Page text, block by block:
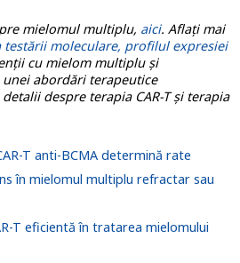
mielomul multiplu, aici. Aflați mai
testării moleculare, profilul expresiei
cu mielom multiplu și
abordări terapeutice
despre terapia CAR-T și terapia
T anti-BCMA determină rate
în mielomul multiplu refractar sau
T eficientă în tratarea mielomului